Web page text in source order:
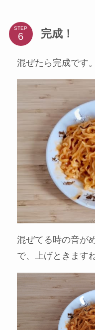
STEP 完成！
混ぜたら完成です。
混ぜてる時の音が
で、上げときますね